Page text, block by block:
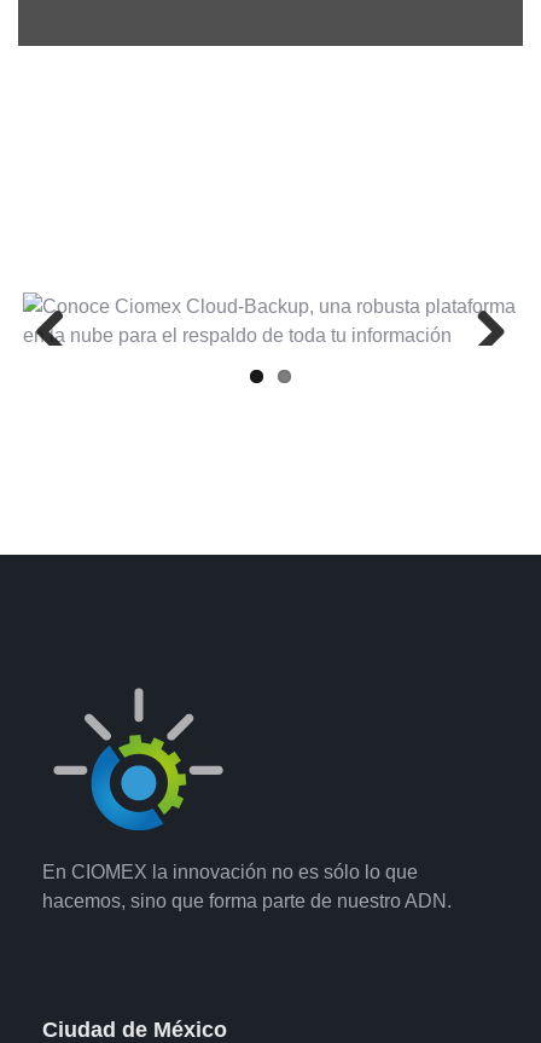
En CIOMEX la innovación no es sólo lo que
hacemos, sino que forma parte de nuestro ADN.
Ciudad de México